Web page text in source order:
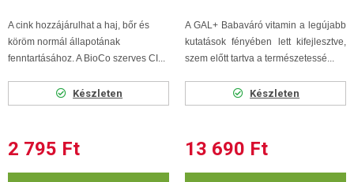
A cink hozzájárulhat a haj, bőr és
köröm normál állapotának
fenntartásához. A BioCo szerves CI...
Készleten
2 795 Ft
A GAL+ Babaváró vitamin a legújabb
kutatások fényében lett kifejlesztve,
szem előtt tartva a természetessé...
Készleten
13 690 Ft